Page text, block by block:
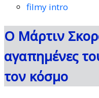
filmy intro
Ο Μάρτιν
αγαπημένες
τον κόσμο